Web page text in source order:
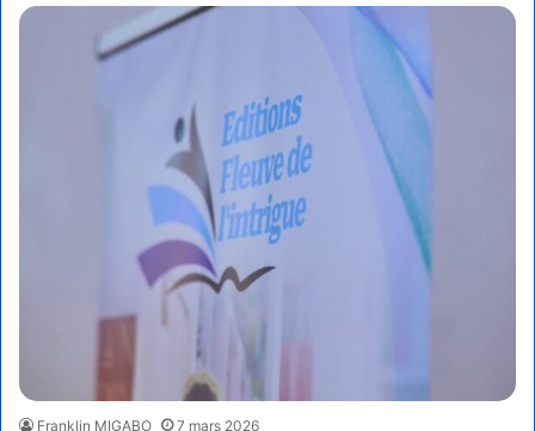
Franklin MIGABO 7 mars 2026